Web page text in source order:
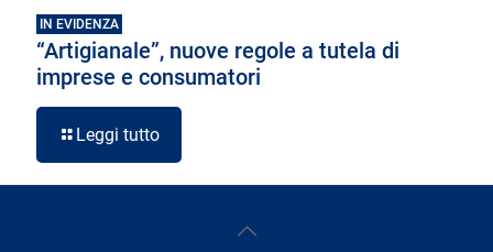
IN EVIDENZA
“Artigianale”, nuove regole a tutela di
imprese e consumatori
Leggi tutto